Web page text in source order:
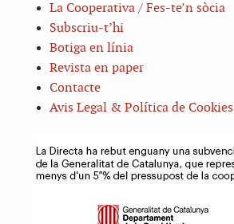
La Cooperativa / Fes-te’n sòcia
Subscriu-t’hi
Botiga en línia
Revista en paper
Contacte
Avis Legal & Política de Cookies